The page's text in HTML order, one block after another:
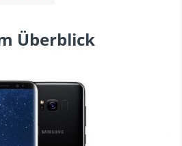
Überblick